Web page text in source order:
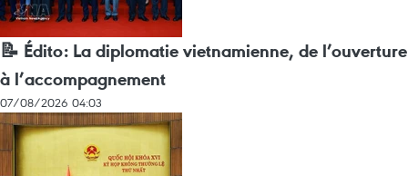
📝 Édito: La diplomatie vietnamienne, de l’ouverture
à l’accompagnement
07/08/2026 04:03